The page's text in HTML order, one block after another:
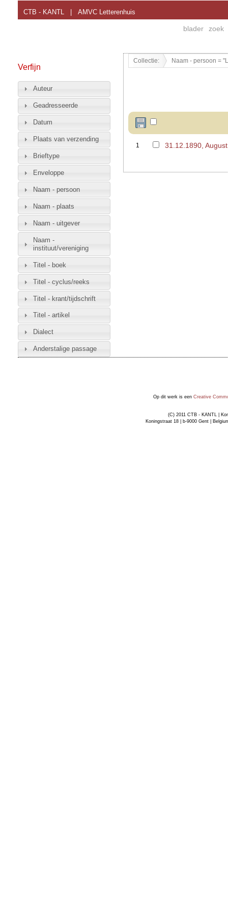
CTB - KANTL AMVC Letterenhuis
blader zoek
Collectie: Naam - persoon =
1 31.12.1890,
Verfijn
Auteur
Geadresseerde
Datum
Plaats van verzending
Brieftype
Enveloppe
Naam - persoon
Naam - plaats
Naam - uitgever
Naam -
instituut/vereniging
Titel - boek
Titel - cyclus/reeks
Titel - krant/tijdschrift
Titel - artikel
Dialect
Anderstalige passage
Op dit werk is een Creative
(C) 2011 CTB - KANTL |
Koningstraat 18 | b-9000 Gent |